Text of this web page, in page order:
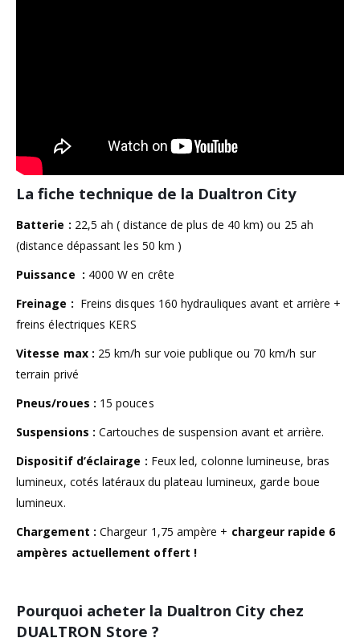
La fiche technique de la Dualtron City
Batterie : 22,5 ah ( distance de plus de 40 km) ou 25 ah
(distance dépassant les 50 km )
Puissance : 4000 W en crête
Freinage : Freins disques 160 hydrauliques avant et arrière +
freins électriques KERS
Vitesse max : 25 km/h sur voie publique ou 70 km/h sur
terrain privé
Pneus/roues : 15 pouces
Suspensions : Cartouches de suspension avant et arrière.
Dispositif d’éclairage : Feux led, colonne lumineuse, bras
lumineux, cotés latéraux du plateau lumineux, garde boue
lumineux.
Chargement : Chargeur 1,75 ampère + chargeur rapide 6
ampères actuellement offert !
Pourquoi acheter la Dualtron City chez
DUALTRON Store ?